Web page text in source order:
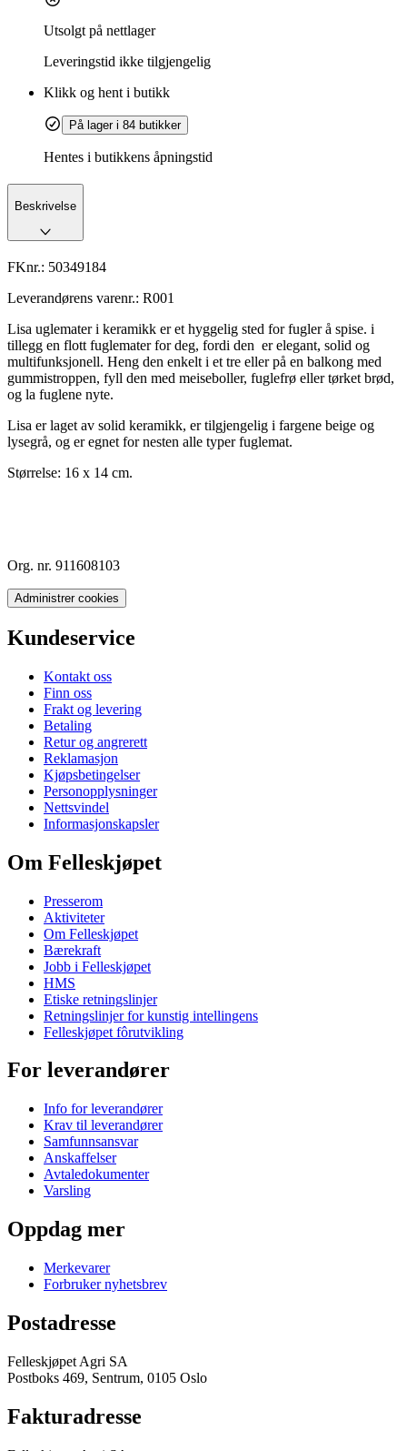
Utsolgt på nettlager
Leveringstid ikke tilgjengelig
Klikk og hent i butikk
På lager i 84 butikker
Hentes i butikkens åpningstid
Beskrivelse
FKnr.: 50349184
Leverandørens varenr.: R001
Lisa uglemater i keramikk er et hyggelig sted for fugler å spise. i
tillegg en flott fuglemater for deg, fordi den er elegant, solid og
multifunksjonell. Heng den enkelt i et tre eller på en balkong med
gummistroppen, fyll den med meiseboller, fuglefrø eller tørket brød,
og la fuglene nyte.
Lisa er laget av solid keramikk, er tilgjengelig i fargene beige og
lysegrå, og er egnet for nesten alle typer fuglemat.
Størrelse: 16 x 14 cm.
Org. nr. 911608103
Administrer cookies
Kundeservice
Kontakt oss
Finn oss
Frakt og levering
Betaling
Retur og angrerett
Reklamasjon
Kjøpsbetingelser
Personopplysninger
Nettsvindel
Informasjonskapsler
Om Felleskjøpet
Presserom
Aktiviteter
Om Felleskjøpet
Bærekraft
Jobb i Felleskjøpet
HMS
Etiske retningslinjer
Retningslinjer for kunstig intellingens
Felleskjøpet fôrutvikling
For leverandører
Info for leverandører
Krav til leverandører
Samfunnsansvar
Anskaffelser
Avtaledokumenter
Varsling
Oppdag mer
Merkevarer
Forbruker nyhetsbrev
Postadresse
Felleskjøpet Agri SA
Postboks 469, Sentrum, 0105 Oslo
Fakturadresse